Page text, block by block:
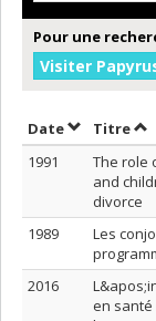
Pour une
Visiter
DateTrier par
Titre
1991
The role
and
divorce
1989
Les
2016
en